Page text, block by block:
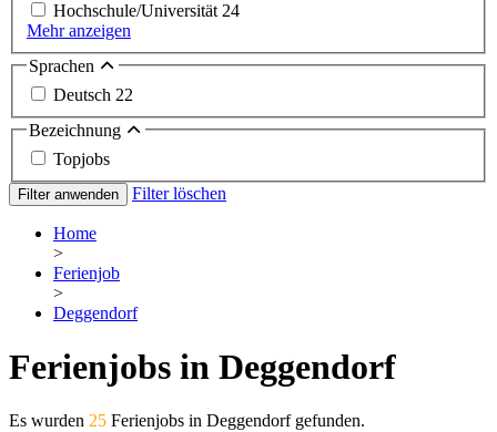
Hochschule/Universität24
Mehr anzeigen
Sprachen
Deutsch 22
Bezeichnung
Topjobs
Filter anwenden Filter löschen
Home
>
Ferienjob
>
Deggendorf
Ferienjobs in Deggendorf
Es wurden 25 Ferienjobs in Deggendorf gefunden.